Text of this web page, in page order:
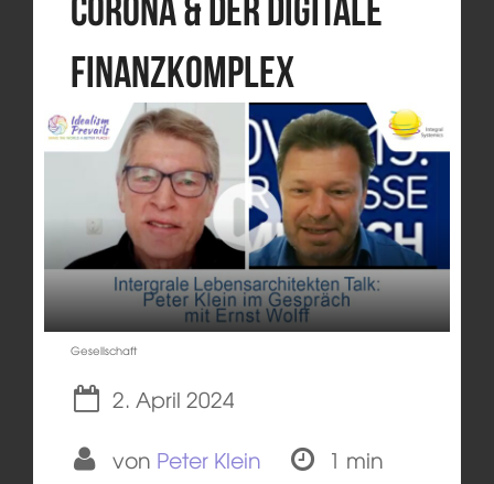
Corona & der digitale
Finanzkomplex
Gesellschaft
2. April 2024
von Peter Klein
1 min